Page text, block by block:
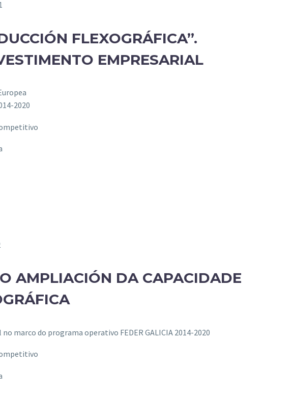
FLEXOGRÁFICA”.
EMPRESARIAL
2020
AMPLIACIÓN DA CAPACIDADE
marco do programa operativo FEDER GALICIA 2014-2020